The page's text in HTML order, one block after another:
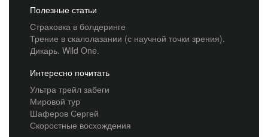
Полезные статьи
Страховка в болдеринге
Трение в скалолазании (с научной точки зрения).
Дикарь. Wild One.
Интересно почитать
Ультра трейл забеги
Мировой тур
Шаферов Сергей
Скоростные восхождения